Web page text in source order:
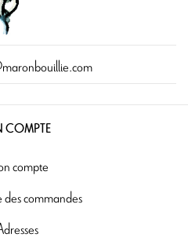
COMPTE
compte
commandes